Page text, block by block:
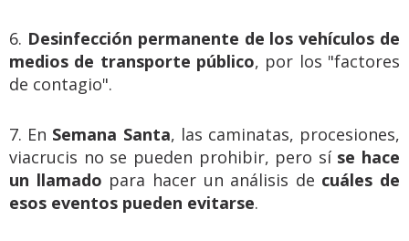
6. Desinfección permanente de los vehículos de
medios de transporte público, por los "factores
de contagio".
7. En Semana Santa, las caminatas, procesiones,
viacrucis no se pueden prohibir, pero sí se hace
un llamado para hacer un análisis de cuáles de
esos eventos pueden evitarse.